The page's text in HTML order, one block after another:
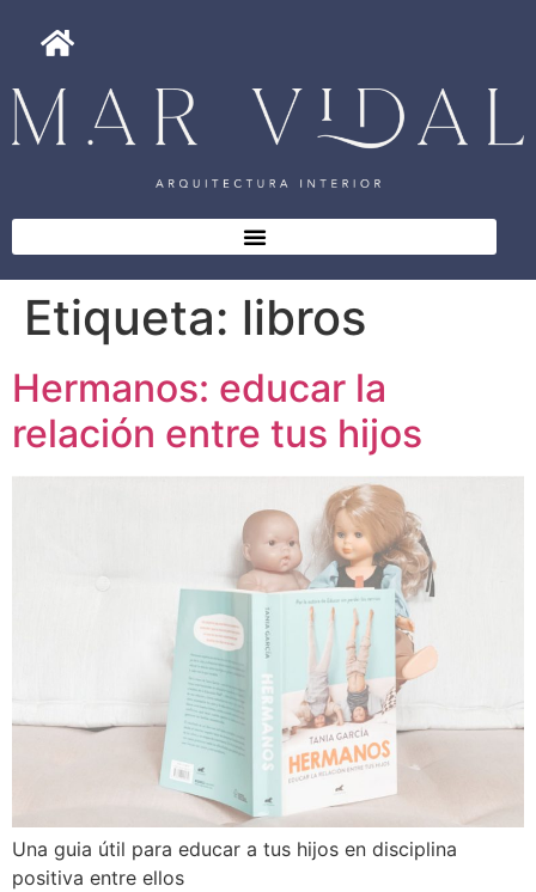
Etiqueta: libros
Hermanos: educar la
relación entre tus hijos
Una guia útil para educar a tus hijos en disciplina
positiva entre ellos